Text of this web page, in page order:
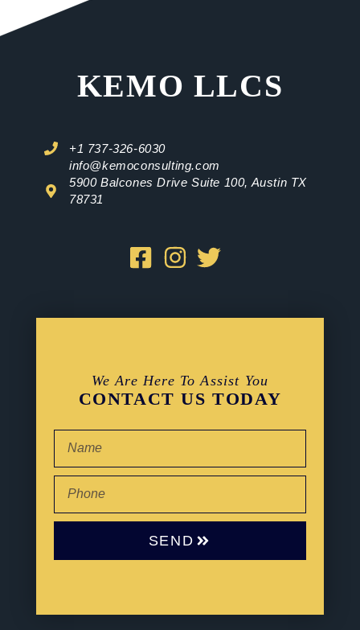
KEMO LLCS
+1 737-326-6030
info@kemoconsulting.com
5900 Balcones Drive Suite 100, Austin TX
78731
We Are Here To Assist You
CONTACT US TODAY
SEND